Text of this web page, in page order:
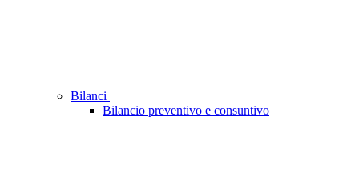
Bilanci
Bilancio preventivo e consuntivo